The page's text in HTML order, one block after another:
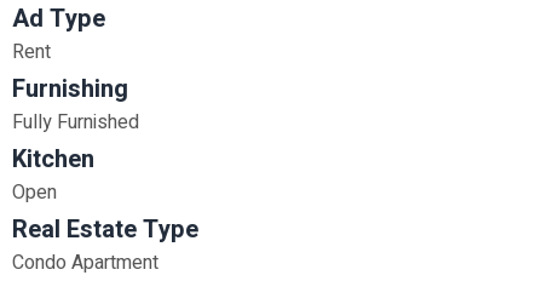
Ad Type
Rent
Furnishing
Fully Furnished
Kitchen
Open
Real Estate Type
Condo Apartment